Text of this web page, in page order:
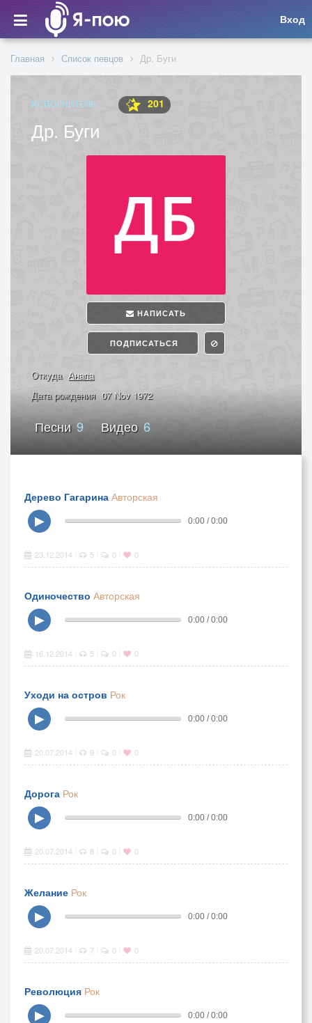
Вход
Главная Список певцов Др. Буги
ИСПОЛНИТЕЛЬ 201
Др. Буги
НАПИСАТЬ
ПОДПИСАТЬСЯ
Откуда Анапа
Дата рождения 07 Nov 1972
Песни 9 Видео 6
Дерево Гагарина Авторская
▶
0:00 / 0:00
23.12.2014 5 0 0
Одиночество Авторская
▶
0:00 / 0:00
16.12.2014 5 0 0
Уходи на остров Рок
▶
0:00 / 0:00
20.07.2014 9 0 0
Дорога Рок
▶
0:00 / 0:00
20.07.2014 8 0 0
Желание Рок
▶
0:00 / 0:00
20.07.2014 7 0 0
Революция Рок
▶
0:00 / 0:00